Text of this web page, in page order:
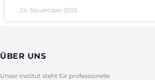
24. November 2025
ÜBER UNS
Unser Institut steht für professionelle